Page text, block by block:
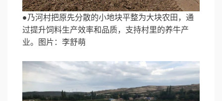
●乃河村把原先分散的小地块平整为大块农田，通
过提升饲料生产效率和品质，支持村里的养牛产
业。图片：李舒萌